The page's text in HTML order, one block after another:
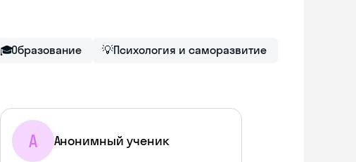
🎓Образование 💡Психология и саморазвитие
А
Анонимный ученик